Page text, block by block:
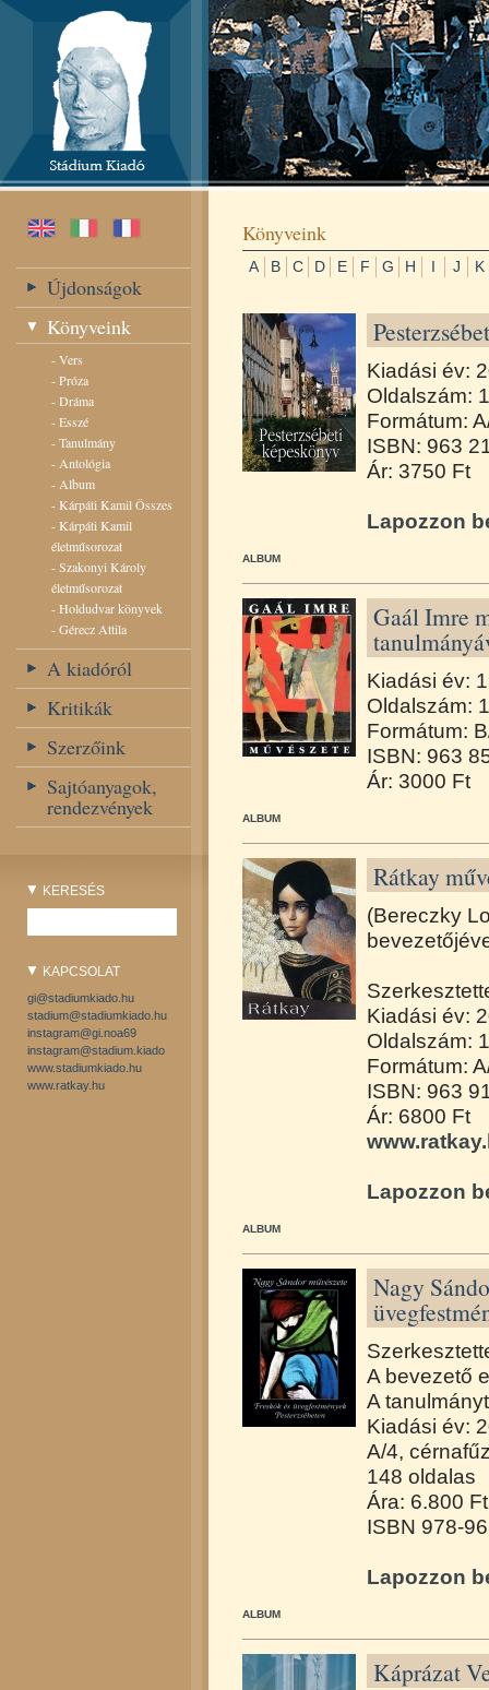
Újdonságok
Könyveink
-Vers
-Próza
-Dráma
-Esszé
-Tanulmány
- Antológia
- Album
-Kárpáti Kamil Összes
-Kárpáti Kamil
életműsorozat
-Szakonyi Károly
életműsorozat
-Holdudvar könyvek
-Gérecz Attila
A kiadóról
Kritikák
Szerzőink
Sajtóanyagok,
rendezvények
KERESÉS
KAPCSOLAT
gi@stadiumkiado.hu
stadium@stadiumkiado.hu
instagram@gi.noa69
instagram@stadium.kiado
www.stadiumkiado.hu
www.ratkay.hu
Könyveink
A B C D E F G H I J K
Kiadási év:
Oldalszám:
Formátum:
ISBN: 963
Ár: 3750 Ft
Lapozzon
ALBUM
Gaál Imre
Kiadási év:
Oldalszám:
Formátum:
ISBN: 963
Ár: 3000 Ft
ALBUM
Rátkay
(Bereczky
Kiadási év:
Oldalszám:
Formátum:
ISBN: 963
Ár: 6800 Ft
Lapozzon
ALBUM
Nagy
A bevezető
A
Kiadási év:
A/4,
148 oldalas
Ára: 6.800
ISBN 978-
Lapozzon
ALBUM
Káprázat